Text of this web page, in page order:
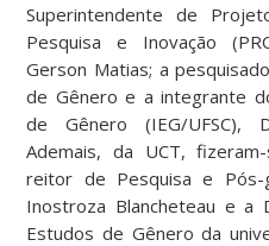
Superintendente de
Pesquisa e Inovação
Gerson Matias; a
de Gênero e a integrante
de Gênero (IEG/UFSC),
Ademais, da UCT,
reitor de Pesquisa e Pós-
Inostroza Blancheteau e a
Estudos de Gênero da